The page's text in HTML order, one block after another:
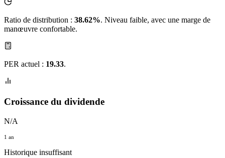
Ratio de distribution : 38.62%. Niveau faible, avec une marge de
manœuvre confortable.
PER actuel : 19.33.
Croissance du dividende
N/A
1 an
Historique insuffisant